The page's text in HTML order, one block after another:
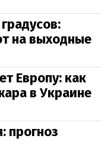
на выходные
Европу: как
в Украине
прогноз